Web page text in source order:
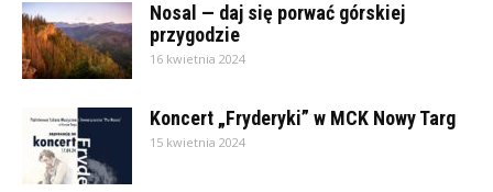
Nosal — daj się porwać górskiej
przygodzie
16 kwietnia 2024
Koncert „Fryderyki” w MCK Nowy Targ
15 kwietnia 2024